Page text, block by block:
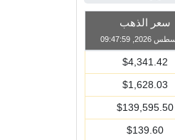
سعر الذهب
$4,341.42
$1,628.03
$139,595.50
$139.60